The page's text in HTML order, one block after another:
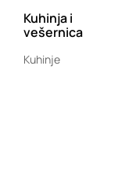
Kuhinja i
vešernica
Kuhinje